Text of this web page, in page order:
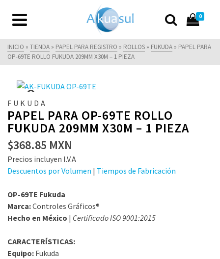
0
INICIO » TIENDA » PAPEL PARA REGISTRO » ROLLOS » FUKUDA » PAPEL PARA
OP-69TE ROLLO FUKUDA 209MM X30M – 1 PIEZA
FUKUDA
PAPEL PARA OP-69TE ROLLO
FUKUDA 209MM X30M – 1 PIEZA
$368.85 MXN
Precios incluyen I.V.A
Descuentos por Volumen | Tiempos de Fabricación
OP-69TE Fukuda
Marca:Controles Gráficos®
Hecho en México | Certificado ISO 9001:2015
CARACTERÍSTICAS:
Equipo: Fukuda